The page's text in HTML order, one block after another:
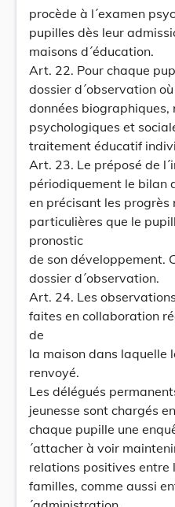
procède à l´examen
pupilles dès leur
maisons d´éducation.
Art. 22. Pour chaque
dossier d´observation
données biographiques,
psychologiques et
traitement éducatif
Art. 23. Le préposé de
périodiquement le bilan
en précisant les progrès
particulières que le
pronostic
de son développement.
dossier d´observation.
Art. 24. Les
faites en collaboration
de
la maison dans laquelle
renvoyé.
Les délégués
jeunesse sont chargés
chaque pupille une
´attacher à voir
relations positives entre
familles, comme aussi